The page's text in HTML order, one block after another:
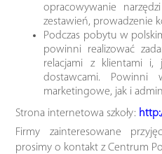
opracowywanie
zestawień, prowadzenie
Podczas pobytu w
powinni realizować
relacjami z klientami i,
dostawcami. Powinni
marketingowe, jak i
Strona internetowa szkoły:
Firmy zainteresowane
prosimy o kontakt z Centrum